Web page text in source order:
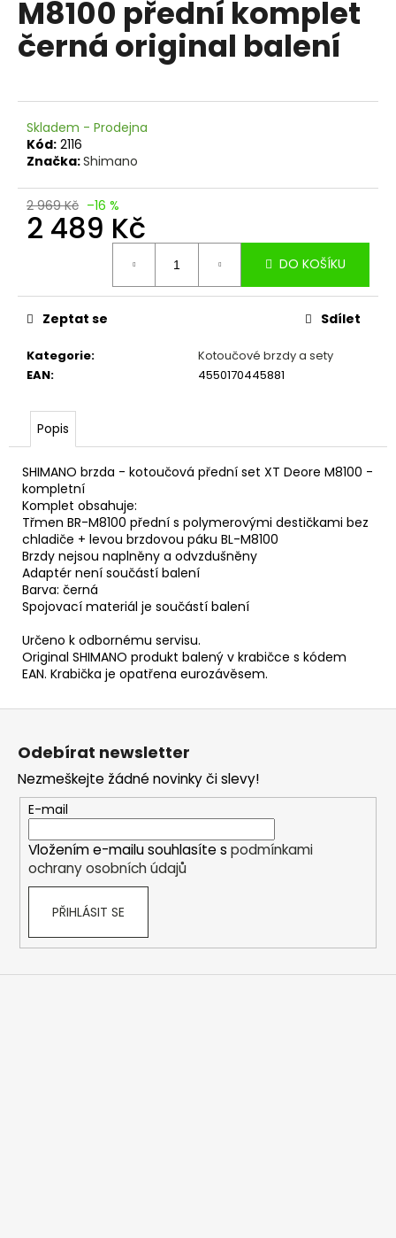
M8100 přední komplet
černá original balení
Skladem - Prodejna
Kód: 2116
Značka:Shimano
2 969 Kč –16 %
2 489 Kč
DO KOŠÍKU
Kategorie:
Kotoučové brzdy a sety
EAN: 4550170445881
Zeptat se Sdílet
Popis
SHIMANO brzda - kotoučová přední set XT Deore M8100 -
kompletní
Komplet obsahuje:
Třmen BR-M8100 přední s polymerovými destičkami bez
chladiče + levou brzdovou páku BL-M8100
Brzdy nejsou naplněny a odvzdušněny
Adaptér není součástí balení
Barva: černá
Spojovací materiál je součástí balení
Určeno k odbornému servisu.
Original SHIMANO produkt balený v krabičce s kódem
EAN. Krabička je opatřena eurozávěsem.
a
j
o
p
u
m
e
PŘILBA
O'NEAL
TRAPPER
SOLID
CARAMEL
2
159
Kč
Z
Odebírat newsletter
Nezmeškejte žádné novinky či slevy!
E-mail
Vložením e-mailu souhlasíte s podmínkami
ochrany osobních údajů
PŘIHLÁSIT SE